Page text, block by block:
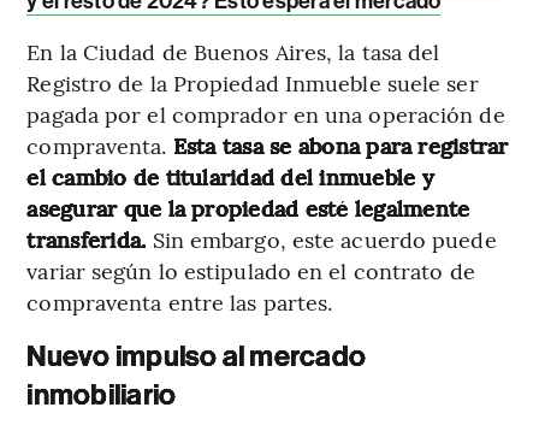
En la Ciudad de Buenos Aires, la tasa del
Registro de la Propiedad Inmueble suele ser
pagada por el comprador en una operación de
compraventa. Esta tasa se abona para registrar
el cambio de titularidad del inmueble y
asegurar que la propiedad esté legalmente
transferida. Sin embargo, este acuerdo puede
variar según lo estipulado en el contrato de
compraventa entre las partes.
Nuevo impulso al mercado
inmobiliario